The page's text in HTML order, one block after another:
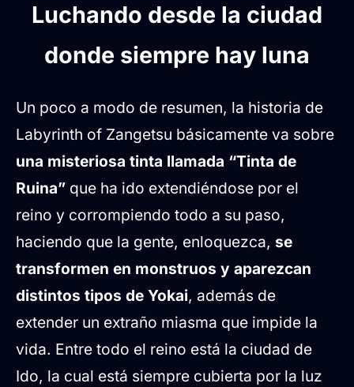
Luchando desde la ciudad
donde siempre hay luna
Un poco a modo de resumen, la historia de
Labyrinth of Zangetsu básicamente va sobre
una misteriosa tinta llamada “Tinta de
Ruina” que ha ido extendiéndose por el
reino y corrompiendo todo a su paso,
haciendo que la gente, enloquezca, se
transformen en monstruos y aparezcan
distintos tipos de Yokai, además de
extender un extraño miasma que impide la
vida. Entre todo el reino está la ciudad de
Ido, la cual está siempre cubierta por la luz